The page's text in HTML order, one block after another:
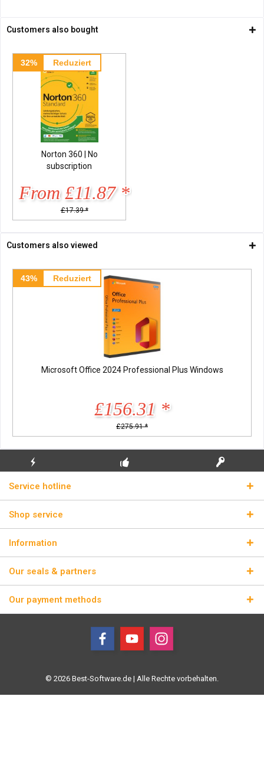
Customers also bought
32% Reduziert
Norton 360 | No
subscription
From £11.87 *
£17.39 *
Customers also viewed
43% Reduziert
Microsoft Office 2024 Professional Plus Windows
£156.31 *
£275.91 *
FLASH SHIPPING REAL LICENSE KEYS
Service hotline
Shop service
Information
Our seals & partners
Our payment methods
© 2026 Best-Software.de | Alle Rechte vorbehalten.